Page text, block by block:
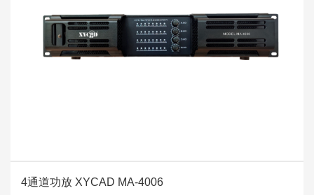
4通道功放 XYCAD MA-4006